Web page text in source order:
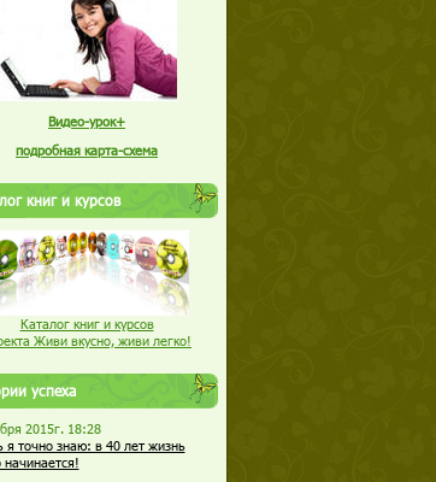
Видео-урок+
подробная карта-схема
книг и курсов
Каталог книг и курсов
Живи вкусно, живи легко!
успеха
2015г. 18:28
я точно знаю: в 40 лет жизнь
начинается!